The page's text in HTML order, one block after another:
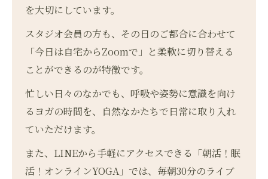
を大切にしています。
スタジオ会員の方も、その日のご都合に合わせて
「今日は自宅からZoomで」と柔軟に切り替える
ことができるのが特徴です。
忙しい日々のなかでも、呼吸や姿勢に意識を向け
るヨガの時間を、自然なかたちで日常に取り入れ
ていただけます。
また、LINEから手軽にアクセスできる「朝活！眠
活！オンラインYOGA」では、毎朝30分のライブ
お問い合わせはこちら